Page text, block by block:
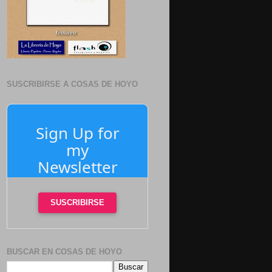
SUSCRIBIRSE A COSAS DE HOYO
Sign Up for
my
Newsletter
SUSCRIBIRSE
BUSCAR EN COSAS DE HOYO